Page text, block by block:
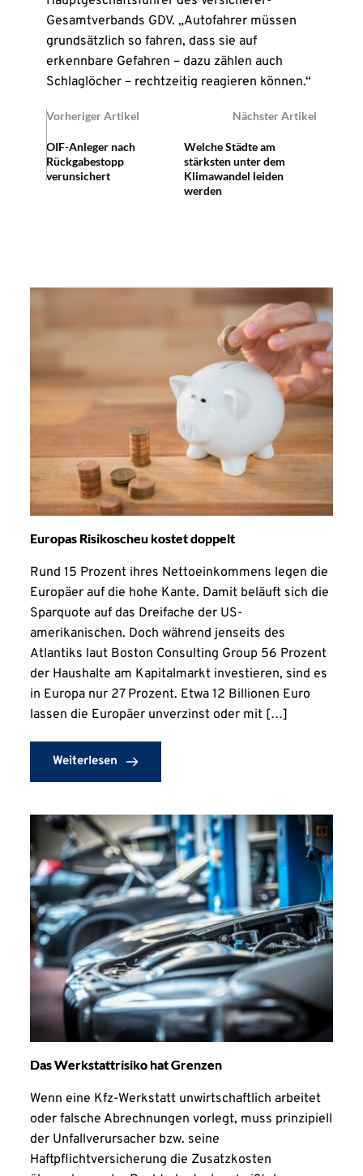
Gesamtverbands GDV. „Autofahrer müssen
grundsätzlich so fahren, dass sie auf
erkennbare Gefahren – dazu zählen auch
Schlaglöcher – rechtzeitig reagieren können.“
Vorheriger Artikel Nächster Artikel
OIF-Anleger nach
Rückgabestopp
verunsichert
Welche Städte am
stärksten unter dem
Klimawandel leiden
werden
Europas Risikoscheu kostet doppelt
Rund 15 Prozent ihres Nettoeinkommens legen die
Europäer auf die hohe Kante. Damit beläuft sich die
Sparquote auf das Dreifache der US-
amerikanischen. Doch während jenseits des
Atlantiks laut Boston Consulting Group 56 Prozent
der Haushalte am Kapitalmarkt investieren, sind es
in Europa nur 27 Prozent. Etwa 12 Billionen Euro
lassen die Europäer unverzinst oder mit […]
Weiterlesen
Das Werkstattrisiko hat Grenzen
Wenn eine Kfz-Werkstatt unwirtschaftlich arbeitet
oder falsche Abrechnungen vorlegt, muss prinzipiell
der Unfallverursacher bzw. seine
Haftpflichtversicherung die Zusatzkosten